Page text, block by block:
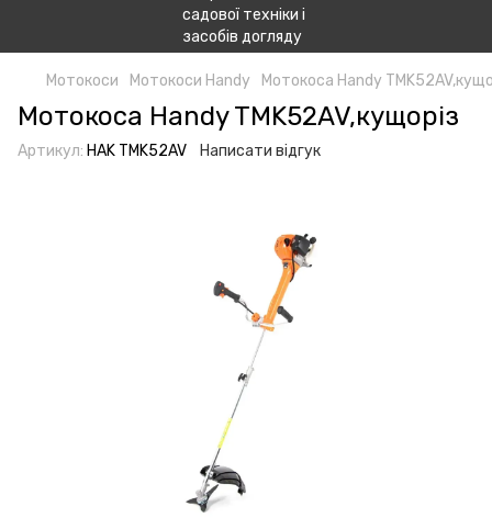
Мотокоси Мотокоси Handy Мотокоса Handy
Мотокоса Handy TMK52AV,кущоріз
Артикул: HAK TMK52AV Написати відгук